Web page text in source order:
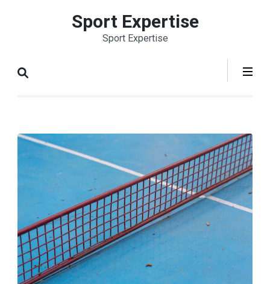
Entrée)
Sport Expertise
Sport Expertise